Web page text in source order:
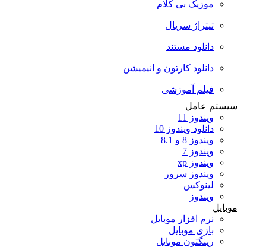
موزیک بی کلام
تیتراژ سریال
دانلود مستند
دانلود کارتون و انیمیشن
فیلم آموزشی
سیستم عامل
ویندوز 11
دانلود ویندوز 10
ویندوز 8 و 8.1
ویندوز 7
ویندوز xp
ویندوز سرور
لینوکس
ویندوز
موبایل
نرم افزار موبایل
بازی موبایل
رینگتون موبایل